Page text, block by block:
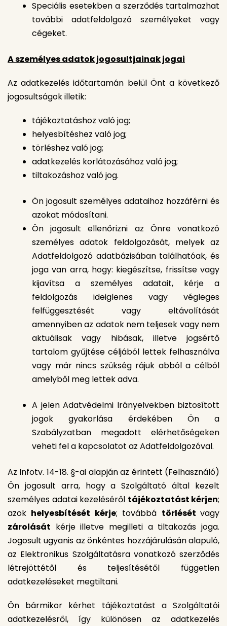
Speciális esetekben a szerződés tartalmazhat
további adatfeldolgozó személyeket vagy
cégeket.
A személyes adatok jogosultjainak jogai
Az adatkezelés időtartamán belül Önt a következő
jogosultságok illetik:
tájékoztatáshoz való jog;
helyesbítéshez való jog;
törléshez való jog;
adatkezelés korlátozásához való jog;
tiltakozáshoz való jog.
Ön jogosult személyes adataihoz hozzáférni és
azokat módosítani.
Ön jogosult ellenőrizni az Önre vonatkozó
személyes adatok feldolgozását, melyek az
Adatfeldolgozó adatbázisában találhatóak, és
joga van arra, hogy: kiegészítse, frissítse vagy
kijavítsa a személyes adatait, kérje a
feldolgozás ideiglenes vagy végleges
felfüggesztését vagy eltávolítását
amennyiben az adatok nem teljesek vagy nem
aktuálisak vagy hibásak, illetve jogsértő
tartalom gyűjtése céljából lettek felhasználva
vagy már nincs szükség rájuk abból a célból
amelyből meg lettek adva.
A jelen Adatvédelmi Irányelvekben biztosított
jogok gyakorlása érdekében Ön a
Szabályzatban megadott elérhetőségeken
veheti fel a kapcsolatot az Adatfeldolgozóval.
Az Infotv. 14-18. §-ai alapján az érintett (Felhasználó)
Ön jogosult arra, hogy a Szolgáltató által kezelt
személyes adatai kezeléséről tájékoztatást kérjen;
azok helyesbítését kérje; továbbá törlésétvagy
zárolását kérje illetve megilleti a tiltakozás joga.
Jogosult ugyanis az önkéntes hozzájárulásán alapuló,
az Elektronikus Szolgáltatásra vonatkozó szerződés
létrejöttétől és teljesítésétől független
adatkezeléseket megtiltani.
Ön bármikor kérhet tájékoztatást a Szolgáltatói
adatkezelésről, így különösen az adatkezelés